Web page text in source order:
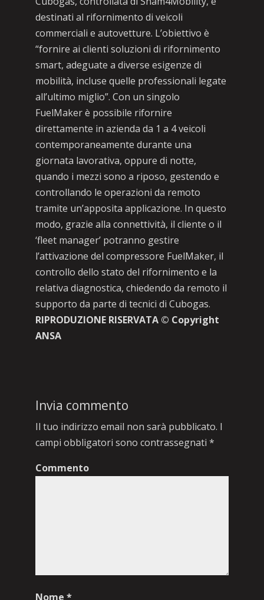
destinati al rifornimento di veicoli
commerciali e autovetture. L’obiettivo è
“fornire ai clienti soluzioni di rifornimento
smart, adeguate a diverse esigenze di
mobilità, incluse quelle professionali legate
all’ultimo miglio”. Con un singolo
FuelMaker è possibile rifornire
direttamente in azienda da 1 a 4 veicoli
contemporaneamente durante una
giornata lavorativa, oppure di notte,
quando i mezzi sono a riposo, gestendo e
controllando le operazioni da remoto
tramite un’apposita applicazione. In questo
modo, grazie alla connettività, il cliente o il
‘fleet manager’ potranno gestire
l’attivazione del compressore FuelMaker, il
controllo dello stato del rifornimento e la
relativa diagnostica, chiedendo da remoto il
supporto da parte di tecnici di Cubogas.
RIPRODUZIONE RISERVATA © Copyright
ANSA
Invia commento
Il tuo indirizzo email non sarà pubblicato. I
campi obbligatori sono contrassegnati *
Commento
Nome *